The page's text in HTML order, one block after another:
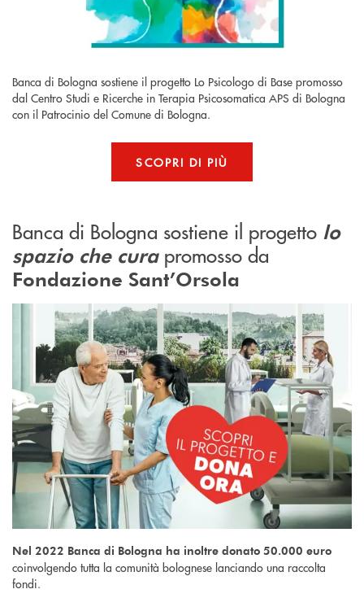
Banca di Bologna sostiene il progetto Lo Psicologo di Base promosso
dal Centro Studi e Ricerche in Terapia Psicosomatica APS di Bologna
con il Patrocinio del Comune di Bologna.
SCOPRI DI PIÙ
Banca di Bologna sostiene il progetto lo
spazio che curapromosso da
Fondazione Sant’Orsola
Nel 2022 Banca di Bologna ha inoltre donato 50.000 euro
coinvolgendo tutta la comunità bolognese lanciando una raccolta
fondi.